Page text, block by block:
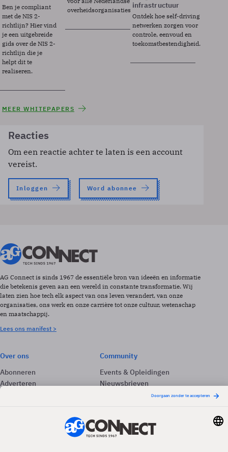
Ben je compliant
met de NIS 2-
richtlijn? Hier vind
je een uitgebreide
gids over de NIS 2-
richtlijn die je
helpt dit te
realiseren.
overheidsorganisaties.
infrastructuur
Ontdek hoe self-driving
netwerken zorgen voor
controle, eenvoud en
toekomstbestendigheid.
MEER WHITEPAPERS
Reacties
Om een reactie achter te laten is een account
vereist.
Inloggen Word abonnee
AG Connect is sinds 1967 de essentiële bron van ideeën en informatie
die betekenis geven aan een wereld in constante transformatie. Wij
laten zien hoe tech elk aspect van ons leven verandert, van onze
organisaties, ons werk en onze carrière tot onze cultuur, wetenschap
en maatschappij.
Lees ons manifest >
Over ons
Abonneren
Adverteren
Community
Events & Opleidingen
Nieuwsbrieven